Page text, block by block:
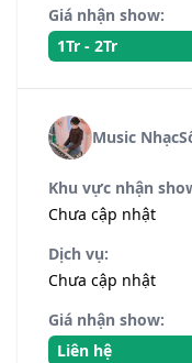
Giá nhận show:
1Tr - 2Tr
Music
Khu vực nhận
Chưa cập nhật
Dịch vụ:
Chưa cập nhật
Giá nhận show:
Liên hệ